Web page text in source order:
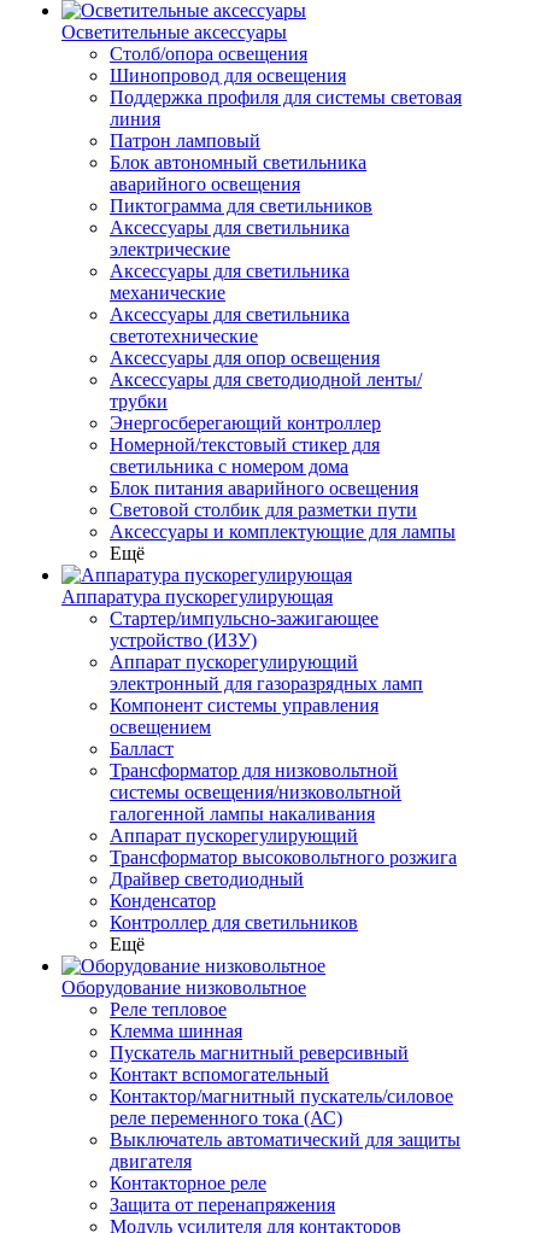
Осветительные аксессуары
Столб/опора освещения
Шинопровод для освещения
Поддержка профиля для системы световая
линия
Патрон ламповый
Блок автономный светильника
аварийного освещения
Пиктограмма для светильников
Аксессуары для светильника
электрические
Аксессуары для светильника
механические
Аксессуары для светильника
светотехнические
Аксессуары для опор освещения
Аксессуары для светодиодной ленты/
трубки
Энергосберегающий контроллер
Номерной/текстовый стикер для
светильника с номером дома
Блок питания аварийного освещения
Световой столбик для разметки пути
Аксессуары и комплектующие для лампы
Ещё
Аппаратура пускорегулирующая
Стартер/импульсно-зажигающее
устройство (ИЗУ)
Аппарат пускорегулирующий
электронный для газоразрядных ламп
Компонент системы управления
освещением
Балласт
Трансформатор для низковольтной
системы освещения/низковольтной
галогенной лампы накаливания
Аппарат пускорегулирующий
Трансформатор высоковольтного розжига
Драйвер светодиодный
Конденсатор
Контроллер для светильников
Ещё
Оборудование низковольтное
Реле тепловое
Клемма шинная
Пускатель магнитный реверсивный
Контакт вспомогательный
Контактор/магнитный пускатель/силовое
реле переменного тока (АС)
Выключатель автоматический для защиты
двигателя
Контакторное реле
Защита от перенапряжения
Модуль усилителя для контакторов